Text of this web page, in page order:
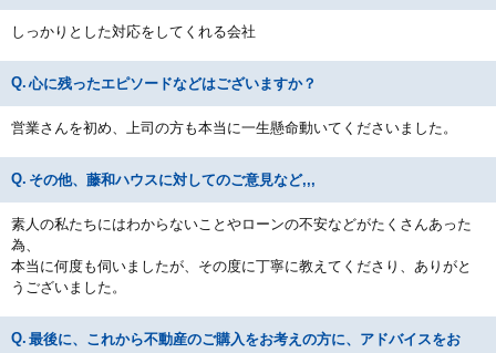
しっかりとした対応をしてくれる会社
心に残ったエピソードなどはございますか？
営業さんを初め、上司の方も本当に一生懸命動いてくださいました。
その他、藤和ハウスに対してのご意見など,,,
素人の私たちにはわからないことやローンの不安などがたくさんあった
為、
本当に何度も伺いましたが、その度に丁寧に教えてくださり、ありがと
うございました。
最後に、これから不動産のご購入をお考えの方に、アドバイスをお